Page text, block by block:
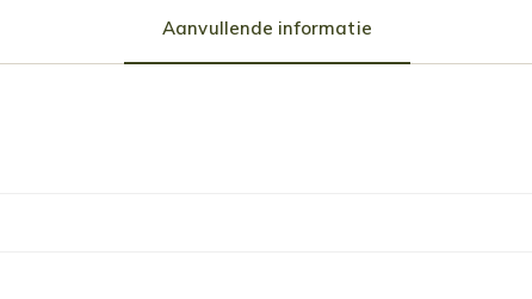
Aanvullende informatie